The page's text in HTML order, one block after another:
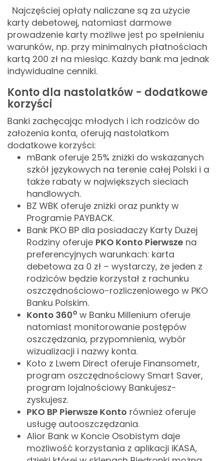
Najczęściej opłaty naliczane są za użycie
karty debetowej, natomiast darmowe
prowadzenie karty możliwe jest po spełnieniu
warunków, np. przy minimalnych płatnościach
kartą 200 zł na miesiąc. Każdy bank ma jednak
indywidualne cenniki.
Konto dla nastolatków - dodatkowe
korzyści
Banki zachęcając młodych i ich rodziców do
założenia konta, oferują nastolatkom
dodatkowe korzyści:
mBank oferuje 25% zniżki do wskazanych
szkół językowych na terenie całej Polski i a
także rabaty w największych sieciach
handlowych.
BZ WBK oferuje zniżki oraz punkty w
Programie PAYBACK.
Bank PKO BP dla posiadaczy Karty Dużej
Rodziny oferuje PKO Konto Pierwsze na
preferencyjnych warunkach: karta
debetowa za 0 zł – wystarczy, że jeden z
rodziców będzie korzystał z rachunku
oszczędnościowo-rozliczeniowego w PKO
Banku Polskim.
Konto 360o w Banku Millenium oferuje
natomiast monitorowanie postępów
oszczędzania, przypomnienia, wybór
wizualizacji i nazwy konta.
Koto z Lwem Direct oferuje Finansometr,
program oszczędnościowy Smart Saver,
program lojalnościowy Bankujesz-
zyskujesz.
PKO BP Pierwsze Konto również oferuje
usługę autooszczędzania.
Alior Bank w Koncie Osobistym daje
możliwość korzystania z aplikacji iKASA,